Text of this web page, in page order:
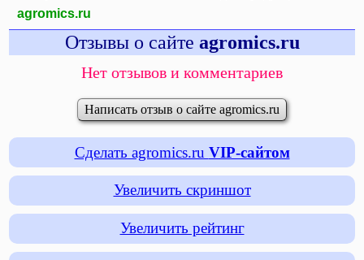
agromics.ru
Отзывы о сайте agromics.ru
Нет отзывов и комментариев
Написать отзыв о сайте agromics.ru
Сделать agromics.ru VIP-сайтом
Увеличить скриншот
Увеличить рейтинг